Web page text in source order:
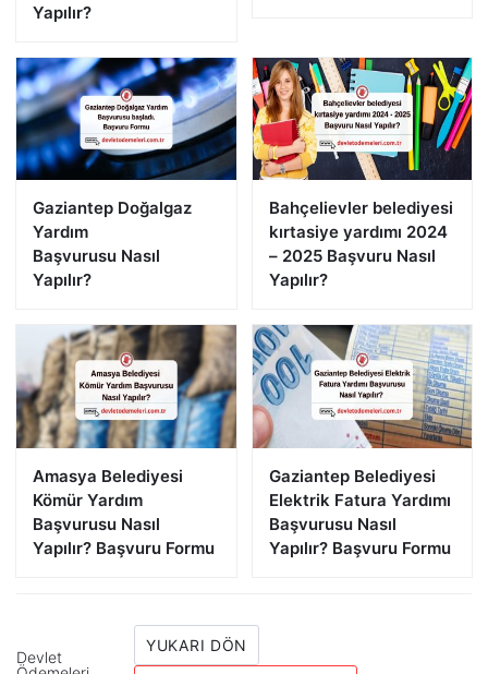
Yapılır?
Gaziantep Doğalgaz
Yardım
Başvurusu Nasıl
Yapılır?
Bahçelievler belediyesi
kırtasiye yardımı 2024
– 2025 Başvuru Nasıl
Yapılır?
Amasya Belediyesi
Kömür Yardım
Başvurusu Nasıl
Yapılır? Başvuru Formu
Gaziantep Belediyesi
Elektrik Fatura Yardımı
Başvurusu Nasıl
Yapılır? Başvuru Formu
Devlet
YUKARI DÖN